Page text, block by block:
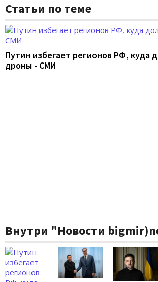
Статьи по теме
Путин избегает регионов РФ, куда
дроны - СМИ
Внутри "Новости